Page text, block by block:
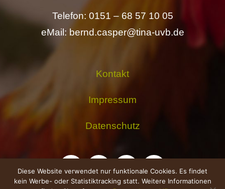
Telefon: 0151 – 68 57 10 05
eMail: bernd.casper@tina-uvb.de
Kontakt
Impressum
Datenschutz
Diese Website verwendet nur funktionale Cookies. Es findet
kein Werbe- oder Statistiktracking statt. Weitere Informationen